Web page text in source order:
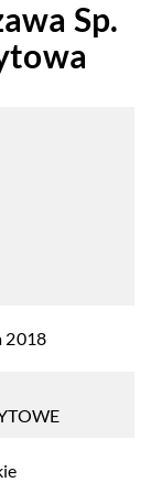
Sp.
2018